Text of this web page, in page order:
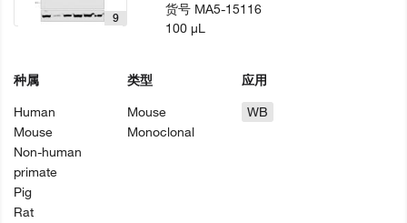
9
种属
Human
Mouse
Non-human
primate
Pig
Rat
类型
Mouse
Monoclonal
应用
WB
货号 MA5-15116
100 µL